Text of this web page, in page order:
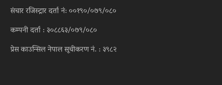
संचार रजिस्ट्रार दर्ता नं: ००१९०/०७९/०८०
कम्पनी दर्ता : ३०८८६३/०७९/०८०
प्रेस काउन्सिल नेपाल सूचीकरण नं. : ३९८२